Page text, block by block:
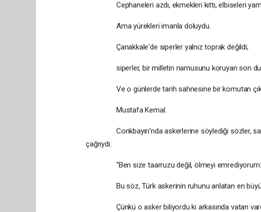
Cephaneleri azdı, ekmekleri kıttı, elbiseleri
Ama yürekleri imanla doluydu.
Çanakkale'de siperler yalnız toprak değildi;
siperler, bir milletin namusunu koruyan son
Ve o günlerde tarih sahnesine bir komutan
Mustafa Kemal.
Conkbayırı'nda askerlerine söylediği sözler,
çağrıydı:
“Ben size taarruzu değil, ölmeyi
Bu söz, Türk askerinin ruhunu anlatan en
Çünkü o asker biliyordu ki arkasında vatan